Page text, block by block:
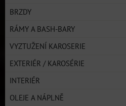
BRZDY
RÁMY A BASH-BARY
VYZTUŽENÍ KAROSERIE
EXTERIÉR / KAROSÉRIE
INTERIÉR
OLEJE A NÁPLNĚ